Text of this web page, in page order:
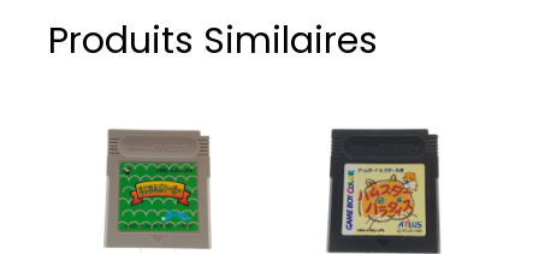
Produits Similaires